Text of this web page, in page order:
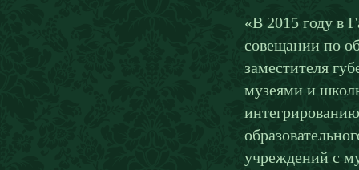
«В 2015 году в
совещании по
заместителя
музеями и
учреждений с